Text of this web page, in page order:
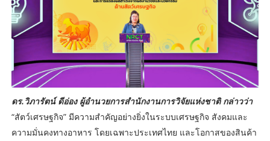
ดร.วิภารัตน์ ดีอ่อง ผู้อำนวยการสำนักงานการวิจัยแห่งชาติ กล่าวว่า
“สัตว์เศรษฐกิจ” มีความสำคัญอย่างยิ่งในระบบเศรษฐกิจ สังคมและ
ความมั่นคงทางอาหาร โดยเฉพาะประเทศไทย และโอกาสของสินค้า